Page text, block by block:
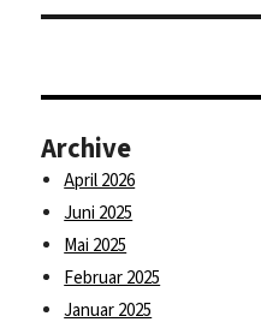
Archive
April 2026
Juni 2025
Mai 2025
Februar 2025
Januar 2025